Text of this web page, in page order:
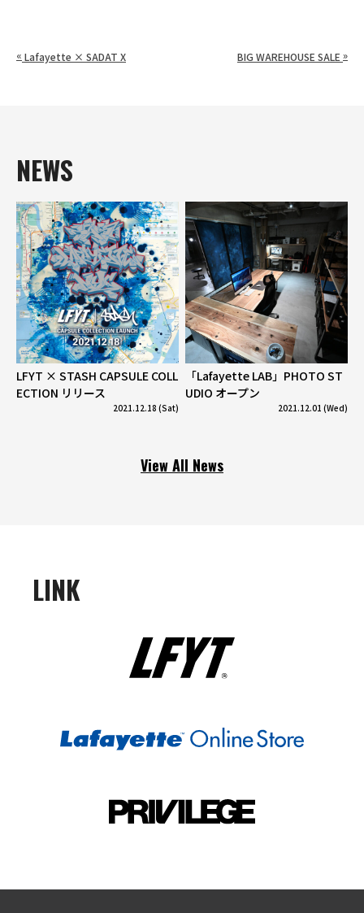
« Lafayette × SADAT X BIG WAREHOUSE SALE »
NEWS
LFYT × STASH CAPSULE COLL
ECTION リリース
2021.12.18 (Sat)
「Lafayette LAB」PHOTO ST
UDIO オープン
2021.12.01 (Wed)
View All News
LINK